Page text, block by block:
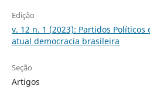
Edição
v. 12 n. 1 (2023): Partidos Políticos
atual democracia brasileira
Seção
Artigos